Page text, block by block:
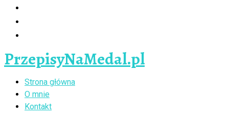
PrzepisyNaMedal.pl
Strona główna
O mnie
Kontakt